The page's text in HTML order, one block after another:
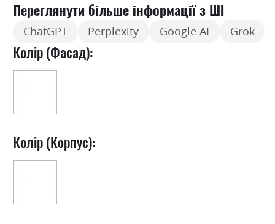
Переглянути більше інформації з ШІ
ChatGPT Perplexity Google AI Grok
Колір (Фасад):
Колір (Корпус):